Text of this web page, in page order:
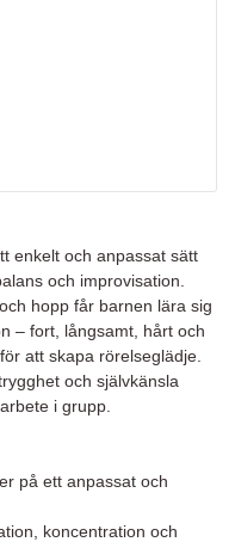
enkelt och anpassat sätt
och improvisation.
hopp får barnen lära sig
– fort, långsamt, hårt och
att skapa rörelseglädje.
och självkänsla
i grupp.
på ett anpassat och
koncentration och